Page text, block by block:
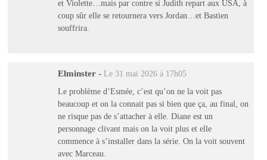
et Violette…mais par contre si Judith repart aux USA, à
coup sûr elle se retournera vers Jordan…et Bastien
souffrira.
Elminster - Le 31 mai 2026 à 17h05
Le problème d’Esmée, c’est qu’on ne la voit pas
beaucoup et on la connait pas si bien que ça, au final, on
ne risque pas de s’attacher à elle. Diane est un
personnage clivant mais on la voit plus et elle
commence à s’installer dans la série. On la voit souvent
avec Marceau.